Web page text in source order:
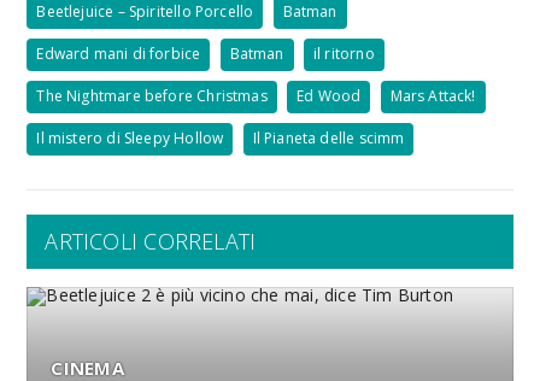
Beetlejuice – Spiritello Porcello Batman
Edward mani di forbice Batman il ritorno
The Nightmare before Christmas Ed Wood Mars Attack!
Il mistero di Sleepy Hollow Il Pianeta delle scimm
ARTICOLI CORRELATI
CINEMA